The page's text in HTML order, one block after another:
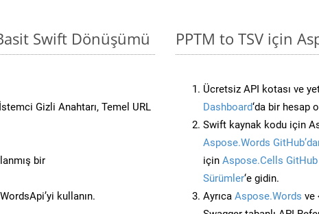
Swift Dönüşümü
Gizli Anahtarı, Temel URL
bir
kullanın.
PPTM to TSV için
Ücretsiz API kotası ve
Dashboard‘da bir hesap
Swift kaynak kodu için
Aspose.Words
için Aspose.Cells GitHub
Sürümler‘e gidin.
Ayrıca Aspose.Words ve